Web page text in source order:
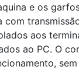
e os
aos
ao PC. O